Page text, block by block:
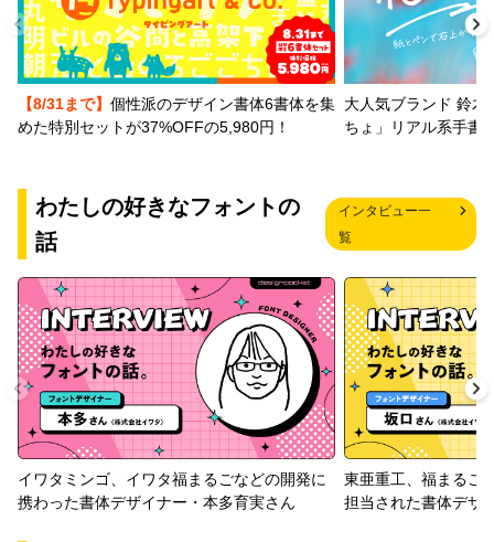
【8/31まで】 個性派のデザイン書体6書体を集
めた特別セットが37%OFFの5,980円！
大人気ブランド 鈴木
ちょ」リアル系手書
わたしの好きなフォントの
話
インタビュー一
覧
イワタミンゴ、イワタ福まるごなどの開発に
携わった書体デザイナー・本多育実さん
東亜重工、福まるご
担当された書体デザ